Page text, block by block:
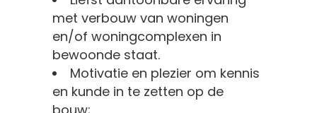
met verbouw van woningen
en/of woningcomplexen in
bewoonde staat.
Motivatie en plezier om kennis
en kunde in te zetten op de